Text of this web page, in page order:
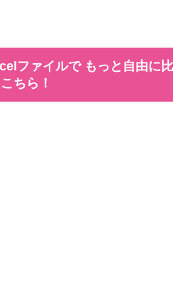
ファイルで もっと自由に
ちら！